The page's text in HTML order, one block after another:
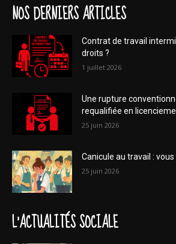
NOS DERNIERS ARTICLES
Contrat de travail
droits ?
1 juillet 2026
Une rupture
requalifiée en
25 juin 2026
Canicule au travail :
25 juin 2026
L'ACTUALITÉS SOCIALE